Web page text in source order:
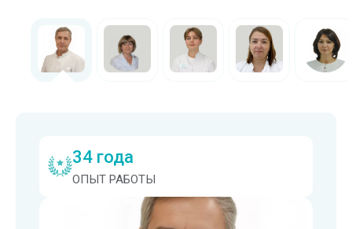
34 года
ОПЫТ РАБОТЫ